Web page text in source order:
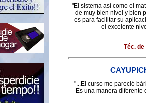
"El sistema así como el
de muy bien nivel y bien
es para facilitar su
el excelente
Téc.
"...El curso me pareció
Es una manera diferente